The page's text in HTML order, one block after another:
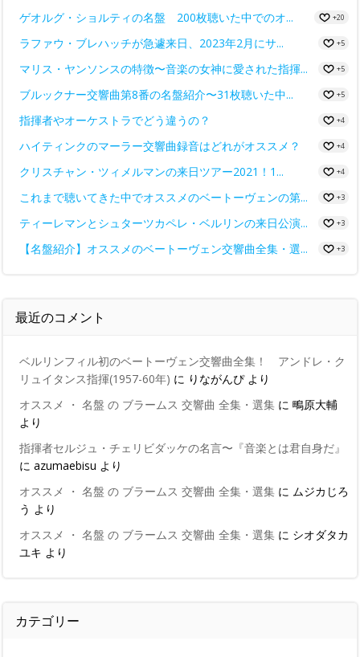
ゲオルグ・ショルティの名盤 200枚聴いた中でのオ... +20
ラファウ・ブレハッチが急遽来日、2023年2月にサ... +5
マリス・ヤンソンスの特徴〜音楽の女神に愛された指揮... +5
ブルックナー交響曲第8番の名盤紹介〜31枚聴いた中... +5
指揮者やオーケストラでどう違うの？ +4
ハイティンクのマーラー交響曲録音はどれがオススメ？ +4
クリスチャン・ツィメルマンの来日ツアー2021！1... +4
これまで聴いてきた中でオススメのベートーヴェンの第... +3
ティーレマンとシュターツカペレ・ベルリンの来日公演... +3
【名盤紹介】オススメのベートーヴェン交響曲全集・選... +3
最近のコメント
ベルリンフィル初のベートーヴェン交響曲全集！ アンドレ・ク
リュイタンス指揮(1957-60年) に りながんぴより
オススメ ・ 名盤 の ブラームス 交響曲 全集・選集 に 鴫原大輔
より
指揮者セルジュ・チェリビダッケの名言〜『音楽とは君自身だ』
に azumaebisu より
オススメ ・ 名盤 の ブラームス 交響曲 全集・選集 に ムジカじろ
う より
オススメ ・ 名盤 の ブラームス 交響曲 全集・選集 に シオダタカ
ユキ より
カテゴリー